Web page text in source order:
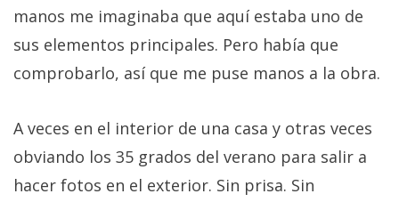
manos me imaginaba que aquí estaba uno de
sus elementos principales. Pero había que
comprobarlo, así que me puse manos a la obra.
A veces en el interior de una casa y otras veces
obviando los 35 grados del verano para salir a
hacer fotos en el exterior. Sin prisa. Sin